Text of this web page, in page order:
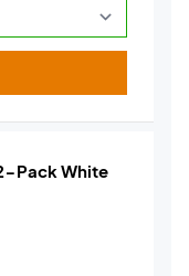
Pack White